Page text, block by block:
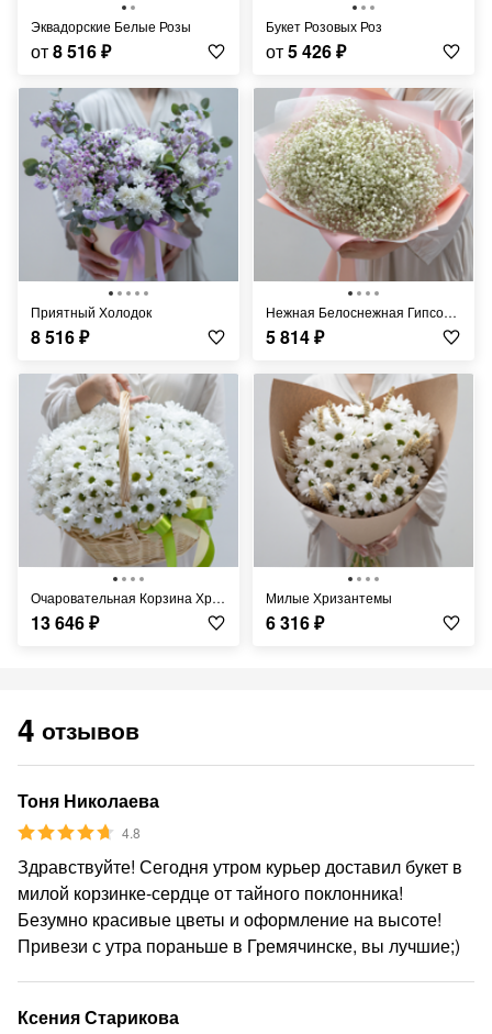
Эквадорские Белые Розы
от8 516₽
Букет Розовых Роз
от5 426₽
Приятный Холодок
8 516₽
Нежная Белоснежная Гипсофила
5 814₽
Очаровательная Корзина Хризантем
13 646₽
Милые Хризантемы
6 316₽
4 отзывов
Тоня Николаева
4.8
Здравствуйте! Сегодня утром курьер доставил букет в
милой корзинке-сердце от тайного поклонника!
Безумно красивые цветы и оформление на высоте!
Привези с утра пораньше в Гремячинске, вы лучшие;)
Ксения Старикова